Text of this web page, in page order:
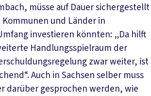
müsse auf Dauer sichergestellt
und Länder in
investieren könnten: „Da hilft
Handlungsspielraum der
zwar weiter, ist
Auch in Sachsen selber muss
darüber gesprochen werden, wie